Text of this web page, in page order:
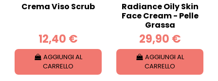
Crema Viso Scrub
12,40 €
AGGIUNGI AL
CARRELLO
Radiance Oily Skin
Face Cream - Pelle
Grassa
29,90 €
AGGIUNGI AL
CARRELLO